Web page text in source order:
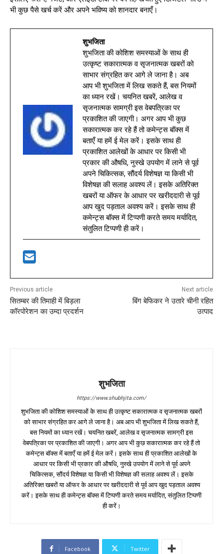
भी कुछ पैसे खर्च करें और अपने भविष्य को शानदार बनाएँ।
शुभजिता
शुभजिता की कोशिश समस्याओं के साथ ही
उत्कृष्ट सकारात्मक व सृजनात्मक खबरों को
साभार संग्रहित कर आगे ले जाना है। अब
आप भी शुभजिता में लिख सकते हैं, बस नियमों
का ध्यान रखें। चयनित खबरें, आलेख व
सृजनात्मक सामग्री इस वेबपत्रिका पर
प्रकाशित की जाएगी। अगर आप भी कुछ
सकारात्मक कर रहे हैं तो कमेन्ट्स बॉक्स में
बताएँ या हमें ई मेल करें। इसके साथ ही
प्रकाशित आलेखों के आधार पर किसी भी
प्रकार की औषधि, नुस्खे उपयोग में लाने से पूर्व
अपने चिकित्सक, सौंदर्य विशेषज्ञ या किसी भी
विशेषज्ञ की सलाह अवश्य लें। इसके अतिरिक्त
खबरों या ऑफर के आधार पर खरीददारी से पूर्व
आप खुद पड़ताल अवश्य करें। इसके साथ ही
कमेन्ट्स बॉक्स में टिप्पणी करते समय मर्यादित,
संतुलित टिप्पणी ही करें।
Previous article
सितम्बर की तिमाही में बिड़ला
कॉरपोरेशन का उम्दा प्रदर्शन
Next article
बिंग बेफिकर ने उतारे चीनी रहित
उत्पाद
शुभजिता
https://www.shubhjita.com/
शुभजिता की कोशिश समस्याओं के साथ ही उत्कृष्ट सकारात्मक व सृजनात्मक खबरों
को साभार संग्रहित कर आगे ले जाना है। अब आप भी शुभजिता में लिख सकते हैं,
बस नियमों का ध्यान रखें। चयनित खबरें, आलेख व सृजनात्मक सामग्री इस
वेबपत्रिका पर प्रकाशित की जाएगी। अगर आप भी कुछ सकारात्मक कर रहे हैं तो
कमेन्ट्स बॉक्स में बताएँ या हमें ई मेल करें। इसके साथ ही प्रकाशित आलेखों के
आधार पर किसी भी प्रकार की औषधि, नुस्खे उपयोग में लाने से पूर्व अपने
चिकित्सक, सौंदर्य विशेषज्ञ या किसी भी विशेषज्ञ की सलाह अवश्य लें। इसके
अतिरिक्त खबरों या ऑफर के आधार पर खरीददारी से पूर्व आप खुद पड़ताल अवश्य
करें। इसके साथ ही कमेन्ट्स बॉक्स में टिप्पणी करते समय मर्यादित, संतुलित टिप्पणी
ही करें।
Facebook Twitter